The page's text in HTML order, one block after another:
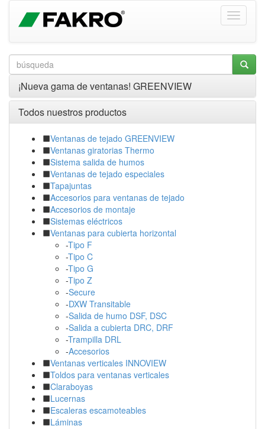
¡Nueva gama de ventanas! GREENVIEW
Todos nuestros productos
Ventanas de tejado GREENVIEW
Ventanas giratorias Thermo
Sistema salida de humos
Ventanas de tejado especiales
Tapajuntas
Accesorios para ventanas de tejado
Accesorios de montaje
Sistemas eléctricos
Ventanas para cubierta horizontal
-Tipo F
-Tipo C
-Tipo G
-Tipo Z
-Secure
-DXW Transitable
-Salida de humo DSF, DSC
-Salida a cubierta DRC, DRF
-Trampilla DRL
-Accesorios
Ventanas verticales INNOVIEW
Toldos para ventanas verticales
Claraboyas
Lucernas
Escaleras escamoteables
Láminas